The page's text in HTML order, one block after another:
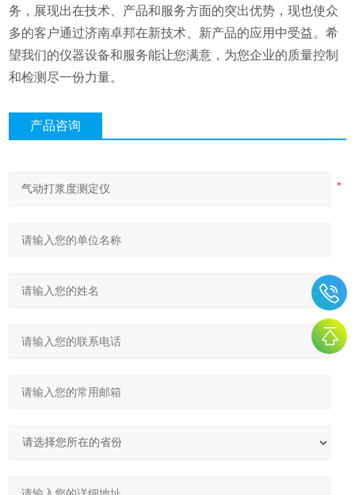
务，展现出在技术、产品和服务方面的突出优势，现也使众
多的客户通过济南卓邦在新技术、新产品的应用中受益。希
望我们的仪器设备和服务能让您满意，为您企业的质量控制
和检测尽一份力量。
产品咨询